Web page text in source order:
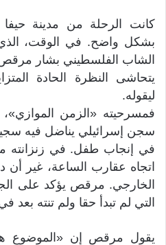
كانت الرحلة من مدينة
بشكل واضح. في الوقت،
الشاب الفلسطيني بشار مرقص
يتحاشى النظرة الحادة
ليقوله.
فمسرحيته «الزمن الموازي»،
سجن إسرائيلي يناضل فيه
في إنجاب طفل. في زنزانته
اتجاه عقارب الساعة، غير
الخارجي. مرقص يؤكد على
التي لم تبدأ حقا ولم تنته
يقول مرقص إن «الموضوع